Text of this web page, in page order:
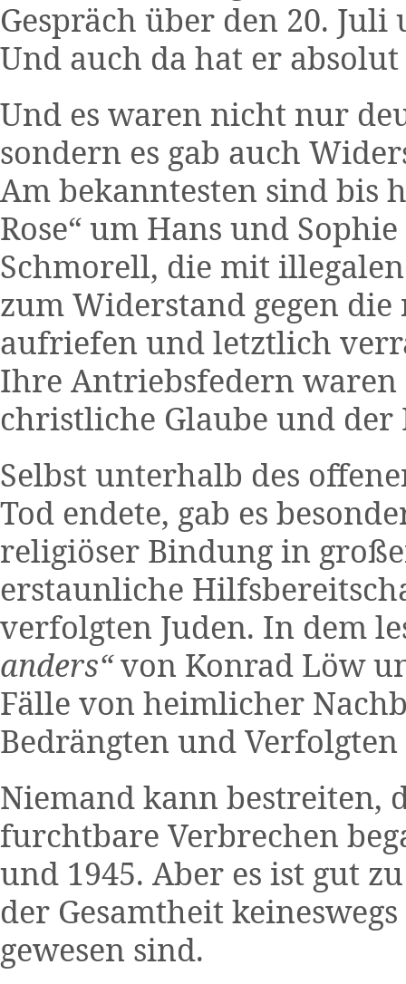
Gespräch über den 20.
Und auch da hat er
Und es waren nicht nur
sondern es gab auch
Am bekanntesten sind bis
Rose“ um Hans und
Schmorell, die mit
zum Widerstand gegen
aufriefen und letztlich
Ihre Antriebsfedern
christliche Glaube und der
Selbst unterhalb des
Tod endete, gab es
religiöser Bindung in
erstaunliche
verfolgten Juden. In dem
anders“von Konrad Löw
Fälle von heimlicher
Bedrängten und
Niemand kann bestreiten,
furchtbare Verbrechen
und 1945. Aber es ist gut
der Gesamtheit
gewesen sind.